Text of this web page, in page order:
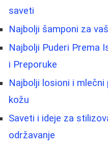
saveti
Najbolji šamponi za
Najbolji Puderi Prema
i Preporuke
Najbolji losioni i
kožu
Saveti i ideje za
održavanje